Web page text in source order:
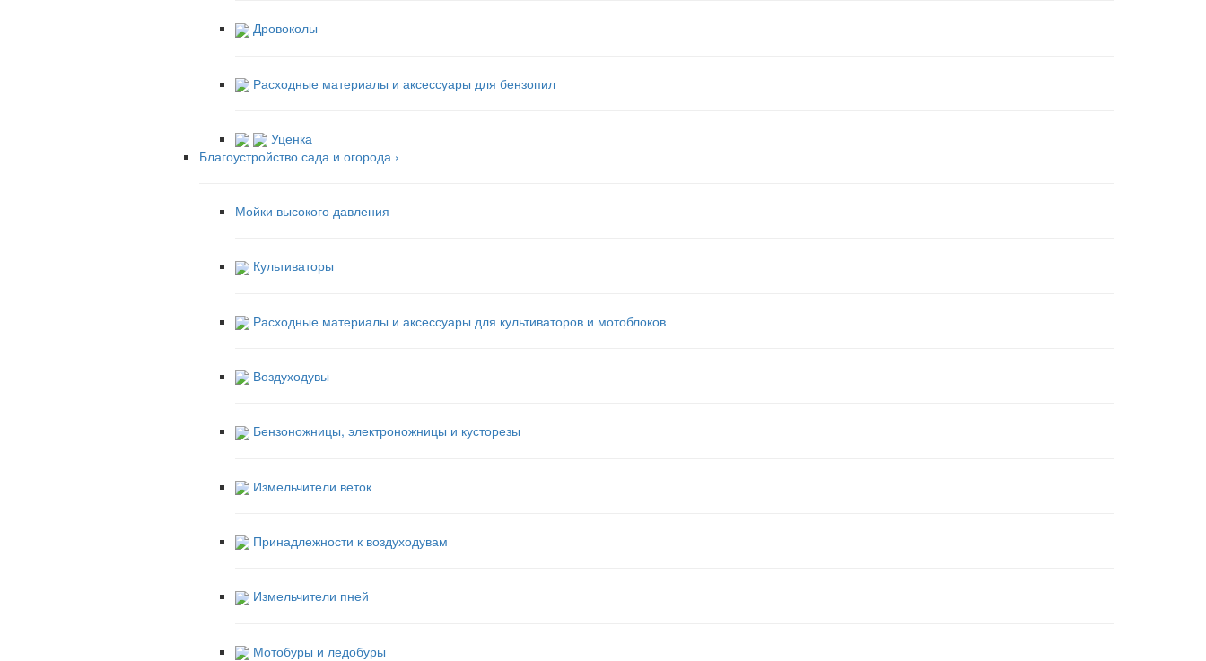
Дровоколы
Расходные материалы и аксессуары для бензопил
Уценка
Благоустройство сада и огорода ›
Мойки высокого давления
Культиваторы
Расходные материалы и аксессуары для культиваторов и мотоблоков
Воздуходувы
Бензоножницы, электроножницы и кусторезы
Измельчители веток
Принадлежности к воздуходувам
Измельчители пней
Мотобуры и ледобуры